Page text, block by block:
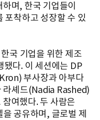
며, 한국 기업들이
포착하고 성장할 수 있
국 기업을 위한 제조
됐다. 이 세션에는 DP
부사장과 아부다
라셰드(Nadia Rashed)
여했다. 두 사람은
공유하며, 글로벌 제